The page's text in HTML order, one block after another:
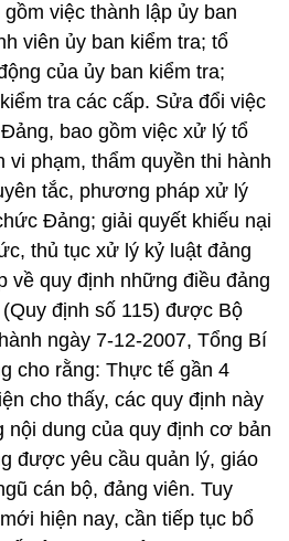
việc thành lập ủy ban
viên ủy ban kiểm tra; tổ
của ủy ban kiểm tra;
tra các cấp. Sửa đổi việc
bao gồm việc xử lý tổ
phạm, thẩm quyền thi hành
tắc, phương pháp xử lý
Đảng; giải quyết khiếu nại
thủ tục xử lý kỷ luật đảng
về quy định những điều đảng
định số 115) được Bộ
ngày 7-12-2007, Tổng Bí
cho rằng: Thực tế gần 4
cho thấy, các quy định này
nội dung của quy định cơ bản
được yêu cầu quản lý, giáo
cán bộ, đảng viên. Tuy
hiện nay, cần tiếp tục bổ